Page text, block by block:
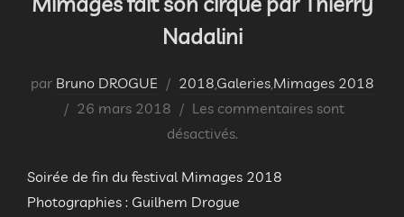
Nadalini
par Bruno DROGUE 2018 Galeries, Mimages 2018
Publié
26 mars 2018
Les commentaires sont
désactivés.
Soirée de fin du festival Mimages 2018
Photographies : Guilhem Drogue